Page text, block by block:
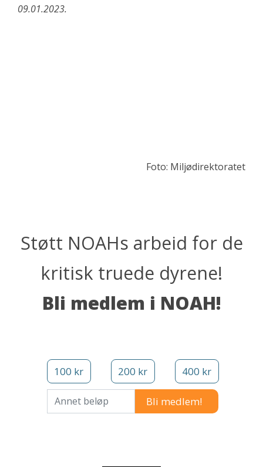
09.01.2023.
Foto: Miljødirektoratet
Støtt NOAHs arbeid for de
kritisk truede dyrene!
Bli medlem i NOAH!
100 kr 200 kr 400 kr
Annet beløp